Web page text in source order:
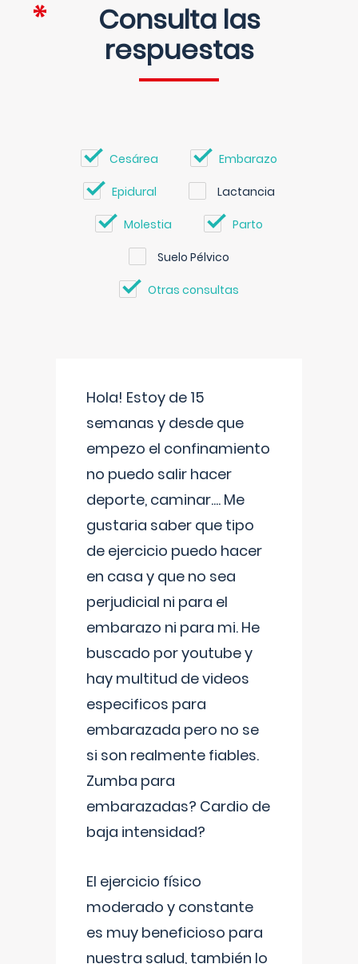
Consulta las
respuestas
Cesárea Embarazo
Epidural Lactancia
Molestia Parto
Suelo Pélvico
Otras consultas
Hola! Estoy de 15
semanas y desde que
empezo el confinamiento
no puedo salir hacer
deporte, caminar.... Me
gustaria saber que tipo
de ejercicio puedo hacer
en casa y que no sea
perjudicial ni para el
embarazo ni para mi. He
buscado por youtube y
hay multitud de videos
especificos para
embarazada pero no se
si son realmente fiables.
Zumba para
embarazadas? Cardio de
baja intensidad?
El ejercicio físico
moderado y constante
es muy beneficioso para
nuestra salud, también lo